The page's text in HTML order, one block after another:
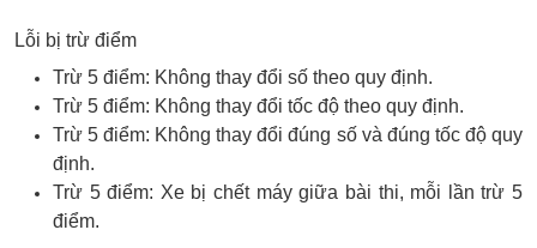
Lỗi bị trừ điểm
Trừ 5 điểm: Không thay đổi số theo quy định.
Trừ 5 điểm: Không thay đổi tốc độ theo quy định.
Trừ 5 điểm: Không thay đổi đúng số và đúng tốc độ quy
định.
Trừ 5 điểm: Xe bị chết máy giữa bài thi, mỗi lần trừ 5
điểm.